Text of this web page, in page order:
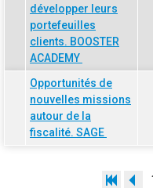
développer leurs
portefeuilles
clients. BOOSTER
ACADEMY
Opportunités de
nouvelles missions
autour de la
fiscalité. SAGE